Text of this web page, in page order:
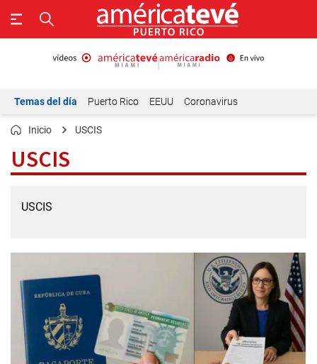
Temas del día Puerto Rico EEUU Coronavirus
Inicio USCIS
USCIS
USCIS